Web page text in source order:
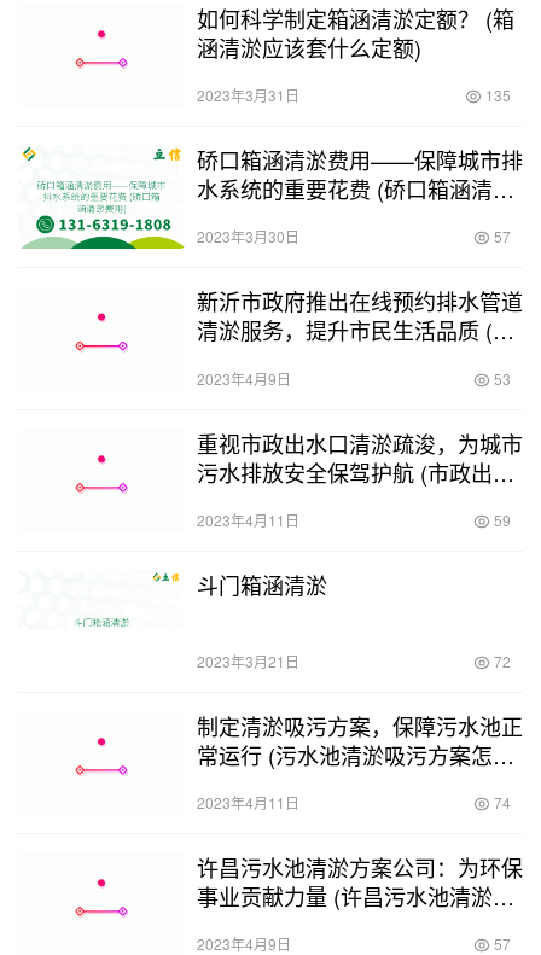
如何科学制定箱涵清淤定额？ (箱
涵清淤应该套什么定额)
2023年3月31日 135
硚口箱涵清淤费用——保障城市排
水系统的重要花费 (硚口箱涵清淤
2023年3月30日 57
新沂市政府推出在线预约排水管道
清淤服务，提升市民生活品质 (新
2023年4月9日 53
重视市政出水口清淤疏浚，为城市
污水排放安全保驾护航 (市政出水
2023年4月11日 59
斗门箱涵清淤
2023年3月21日 72
制定清淤吸污方案，保障污水池正
常运行 (污水池清淤吸污方案怎么
2023年4月11日 74
许昌污水池清淤方案公司：为环保
事业贡献力量 (许昌污水池清淤方
2023年4月9日 57